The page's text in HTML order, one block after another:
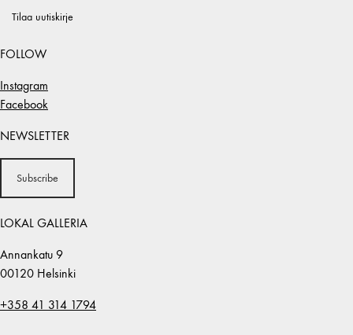
Tilaa uutiskirje
FOLLOW
Instagram
Facebook
NEWSLETTER
Subscribe
LOKAL GALLERIA
Annankatu 9
00120 Helsinki
+358 41 314 1794